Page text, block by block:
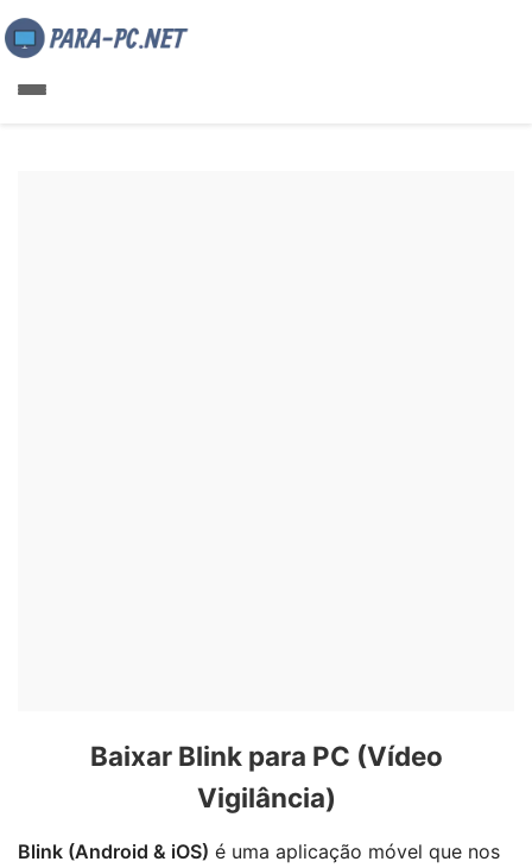
Baixar Blink para PC (Vídeo
Vigilância)
Blink (Android & iOS) é uma aplicação móvel que nos